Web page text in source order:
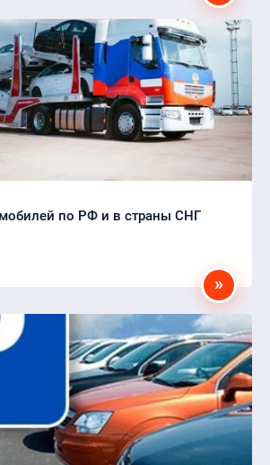
по РФ и в страны СНГ
»